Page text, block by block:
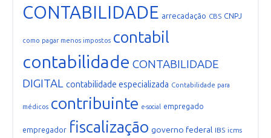
CONTABILIDADE arrecadação CBS CNPJ
como pagar menos impostos contabil
contabilidade CONTABILIDADE
DIGITAL contabilidade especializada Contabilidade para
médicos contribuinte e-social empregado
empregador fiscalização governo federal IBS icms